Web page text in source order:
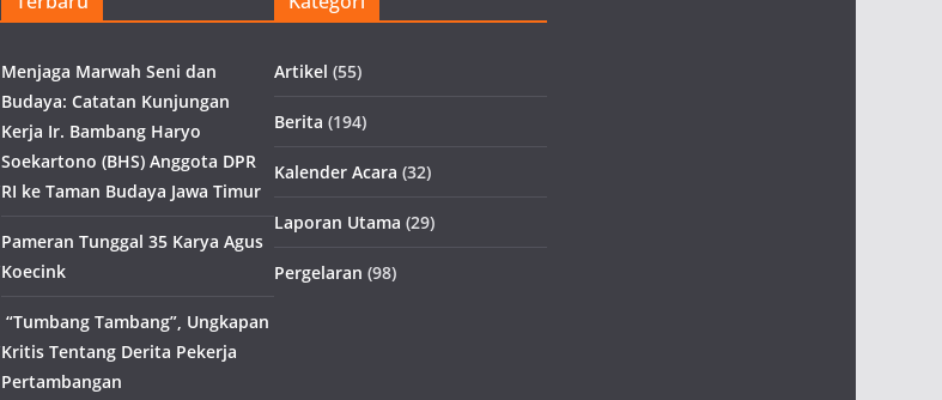
Menjaga Marwah Seni dan
Budaya: Catatan Kunjungan
Kerja Ir. Bambang Haryo
Soekartono (BHS) Anggota DPR
RI ke Taman Budaya Jawa Timur
Pameran Tunggal 35 Karya Agus
Koecink
“Tumbang Tambang”, Ungkapan
Kritis Tentang Derita Pekerja
Pertambangan
Artikel (55)
Berita (194)
Kalender Acara (32)
Laporan Utama (29)
Pergelaran (98)